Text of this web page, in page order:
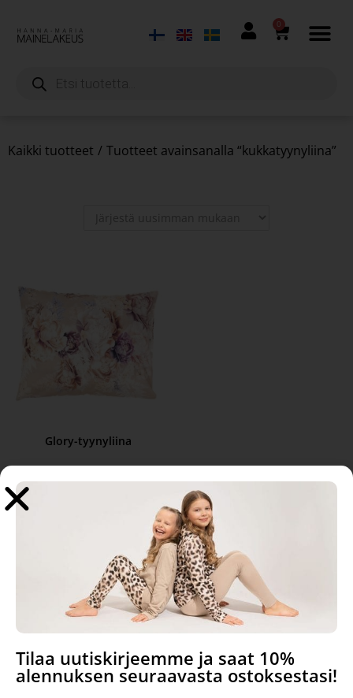
0
Kaikki tuotteet / Tuotteet avainsanalla “kukkatyynyliina”
Glory-tyynyliina
Tilaa uutiskirjeemme ja saat 10%
alennuksen seuraavasta ostoksestasi!